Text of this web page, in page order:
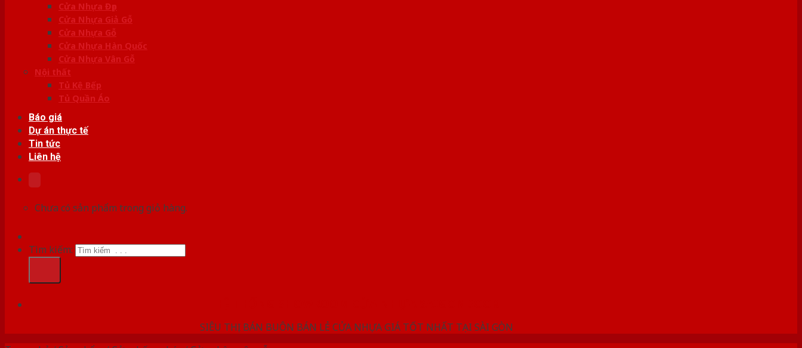
Cửa Nhựa Đẹp
Cửa Nhựa Giả Gỗ
Cửa Nhựa Gỗ
Cửa Nhựa Hàn Quốc
Cửa Nhựa Vân Gỗ
Nội thất
Tủ Kệ Bếp
Tủ Quần Áo
Báo giá
Dự án thực tế
Tin tức
Liên hệ
Chưa có sản phẩm trong giỏ hàng.
Tìm kiếm:
SIÊU THỊ BÁN BUÔN BÁN LẺ CỬA NHỰA GIÁ TỐT NHẤT TẠI SÀI GÒN